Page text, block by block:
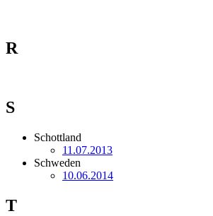
R
S
Schottland
11.07.2013
Schweden
10.06.2014
T